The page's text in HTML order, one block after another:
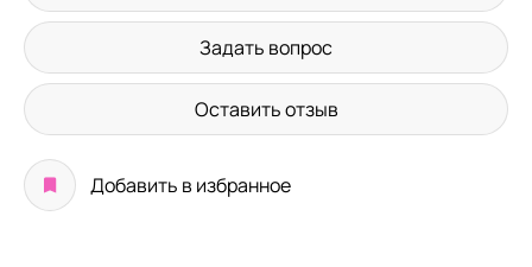
Задать вопрос
Оставить отзыв
Добавить в избранное